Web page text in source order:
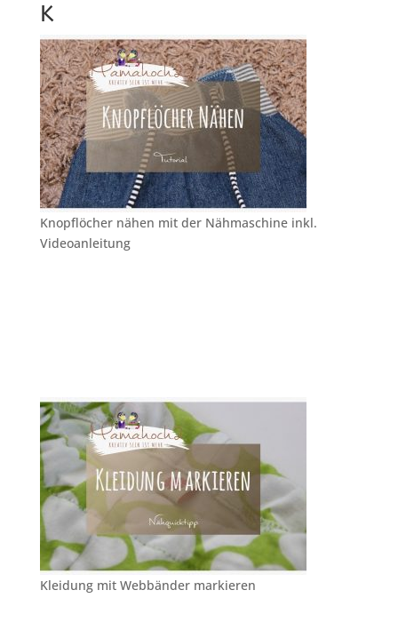
K
Knopflöcher nähen mit der Nähmaschine inkl.
Videoanleitung
Kleidung mit Webbänder markieren